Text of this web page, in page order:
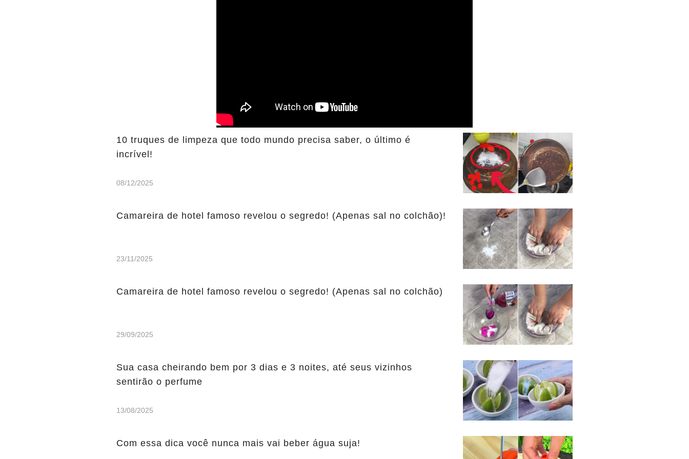
10 truques de limpeza que todo mundo precisa saber, o último é
incrível!
08/12/2025
Camareira de hotel famoso revelou o segredo! (Apenas sal no colchão)!
23/11/2025
Camareira de hotel famoso revelou o segredo! (Apenas sal no colchão)
29/09/2025
Sua casa cheirando bem por 3 dias e 3 noites, até seus vizinhos
sentirão o perfume
13/08/2025
Com essa dica você nunca mais vai beber água suja!